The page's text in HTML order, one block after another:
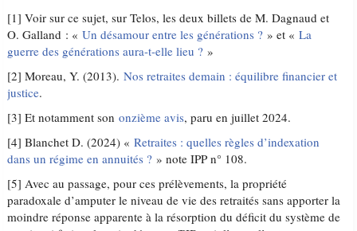
[1] Voir sur ce sujet, sur Telos, les deux billets de M. Dagnaud et
O. Galland : «Un désamour entre les générations ?» et «La
guerre des générations aura-t-elle lieu ?»
[2] Moreau, Y. (2013).Nos retraites demain : équilibre financier et
justice.
[3] Et notamment sononzième avis, paru en juillet 2024.
[4] Blanchet D. (2024) «Retraites : quelles règles d’indexation
dans un régime en annuités ? » note IPP n° 108.
[5] Avec au passage, pour ces prélèvements, la propriété
paradoxale d’amputer le niveau de vie des retraités sans apporter la
moindre réponse apparente à la résorption du déficit du système de